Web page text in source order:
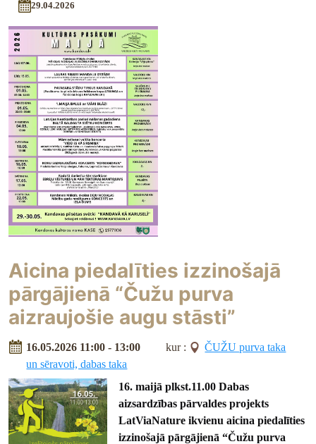
29.04.2026
Aicina piedalīties izzinošajā
pārgājienā “Čužu purva
aizraujošie augu stāsti”
16.05.2026 11:00 - 13:00 kur :
ČUŽU purva taka
un sēravoti, dabas taka
16. maijā plkst.11.00 Dabas
aizsardzības pārvaldes projekts
LatViaNature ikvienu aicina piedalīties
izzinošajā pārgājienā “Čužu purva